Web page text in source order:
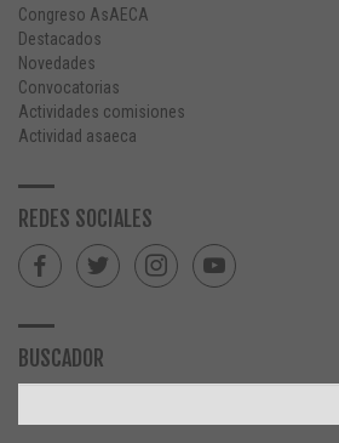
Congreso AsAECA
Destacados
Novedades
Convocatorias
Actividades comisiones
Actividad asaeca
REDES SOCIALES
BUSCADOR